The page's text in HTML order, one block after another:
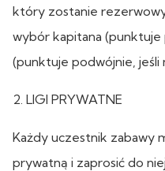
który zostanie
wybór kapitana
(punktuje podwójnie, jeśli
2. LIGI PRYWATNE
Każdy uczestnik zabawy
prywatną i zaprosić do